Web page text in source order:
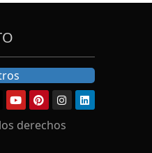
derechos